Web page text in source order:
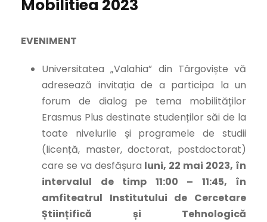
Mobilitiea 2023
EVENIMENT
Universitatea „Valahia” din Târgoviște vă
adresează invitația de a participa la un
forum de dialog pe tema mobilităților
Erasmus Plus destinate studenților săi de la
toate nivelurile și programele de studii
(licență, master, doctorat, postdoctorat)
care se va desfășura luni, 22 mai 2023, în
intervalul de timp 11:00 – 11:45, în
amfiteatrul Institutului de Cercetare
Științifică și Tehnologică